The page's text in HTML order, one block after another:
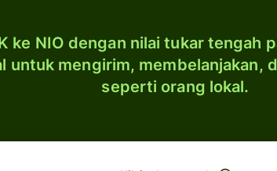
ke NIO dengan nilai tukar tengah
untuk mengirim, membelanjakan,
seperti orang lokal.